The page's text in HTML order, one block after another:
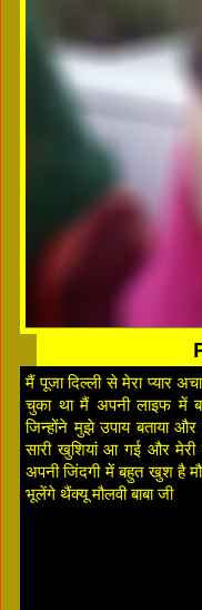
मैं पूजा दिल्ली से मेरा प्यार
चुका था मैं अपनी लाइफ में
जिन्होंने मुझे उपाय बताया
सारी खुशियां आ गई और मेरी
अपनी जिंदगी में बहुत खुश है
भूलेंगे थैंक्यू मौलवी बाबा जी